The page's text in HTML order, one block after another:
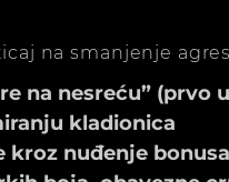
na smanjenje
na nesreću” (prvo
kladionica
nuđenje